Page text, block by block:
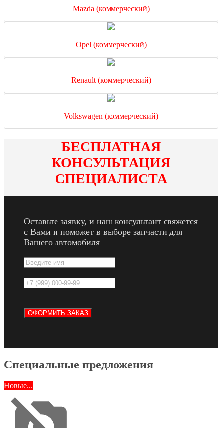
Mazda (коммерческий)
Opel (коммерческий)
Renault (коммерческий)
Volkswagen (коммерческий)
БЕСПЛАТНАЯ
КОНСУЛЬТАЦИЯ
СПЕЦИАЛИСТА
Оставьте заявку, и наш консультант свяжется
с Вами и поможет в выборе запчасти для
Вашего автомобиля
Специальные предложения
Новые...